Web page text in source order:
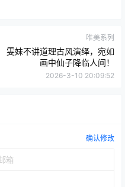
唯美系列
雯妹不讲道理古风演绎，宛如
画中仙子降临人间！
2026-3-10 20:09:52
确认修改